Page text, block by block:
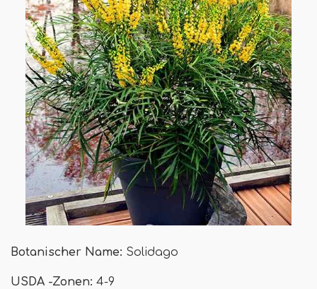
Botanischer Name: Solidago
USDA -Zonen: 4-9